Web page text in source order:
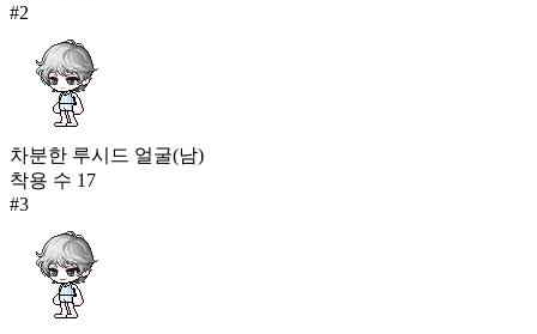
#2
차분한 루시드 얼굴(남)
착용 수 17
#3